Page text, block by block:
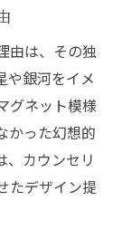
解説
方法
感の秘密
ザ紹介
レンジ法
術もおす
りネイル
由は、その独
や銀河をイメ
グネット模様
かった幻想的
、カウンセリ
たデザイン提